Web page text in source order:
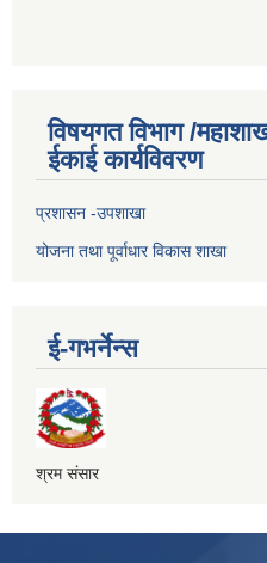
विषयगत विभाग /
ईकाई कार्यविवरण
प्रशासन -उपशाखा
योजना तथा पूर्वाधार विकास शाखा
ई-गभर्नेन्स
श्रम संसार